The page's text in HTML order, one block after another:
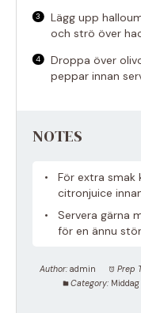
Lägg upp
och strö över
Droppa över
peppar innan
NOTES
För extra smak
citronjuice
Servera gärna
för en ännu
Author: admin Prep
Category: Middag